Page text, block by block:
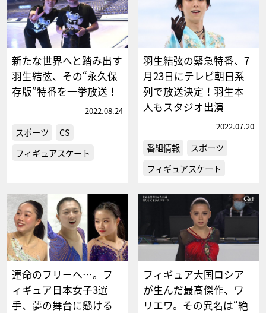
新たな世界へと踏み出す
羽生結弦、その“永久保
存版”特番を一挙放送！
2022.08.24
スポーツ
CS
フィギュアスケート
羽生結弦の緊急特番、7
月23日にテレビ朝日系
列で放送決定！羽生本
人もスタジオ出演
2022.07.20
番組情報
スポーツ
フィギュアスケート
運命のフリーへ…。フ
ィギュア日本女子3選
手、夢の舞台に懸ける
フィギュア大国ロシア
が生んだ最高傑作、ワ
リエワ。その異名は“絶